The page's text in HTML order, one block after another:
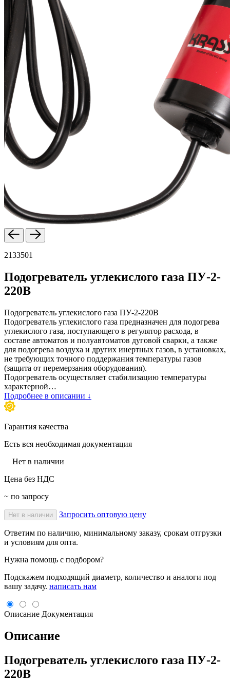
2133501
Подогреватель углекислого газа ПУ-2-
220В
Подогреватель углекислого газа ПУ-2-220В
Подогреватель углекислого газа предназначен для подогрева
углекислого газа, поступающего в регулятор расхода, в
составе автоматов и полуавтоматов дуговой сварки, а также
для подогрева воздуха и других инертных газов, в установках,
не требующих точного поддержания температуры газов
(защита от перемерзания оборудования).
Подогреватель осуществляет стабилизацию температуры
характерной…
Подробнее в описании ↓
Гарантия качества
Есть вся необходимая документация
Нет в наличии
Цена без НДС
~ по запросу
Нет в наличии Запросить оптовую цену
Ответим по наличию, минимальному заказу, срокам отгрузки
и условиям для опта.
Нужна помощь с подбором?
Подскажем подходящий диаметр, количество и аналоги под
вашу задачу. написать нам
Описание Документация
Описание
Подогреватель углекислого газа ПУ-2-
220В